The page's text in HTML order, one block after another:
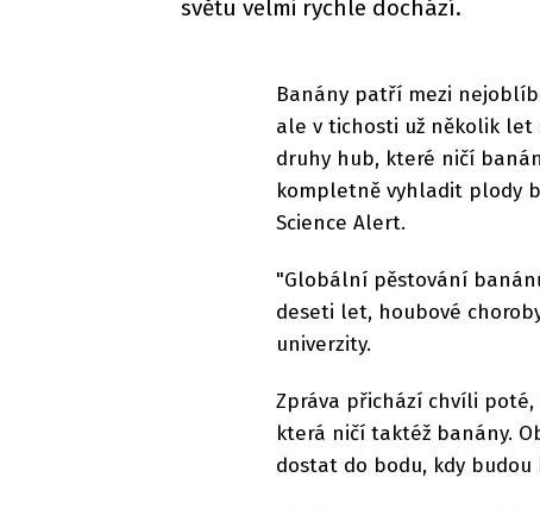
světu velmi rychle dochází.
Banány patří mezi
ale v tichosti už několik let
druhy hub, které ničí
kompletně vyhladit plody
Science Alert.
"Globální pěstování
deseti let, houbové
univerzity.
Zpráva přichází chvíli
která ničí taktéž banány.
dostat do bodu, kdy